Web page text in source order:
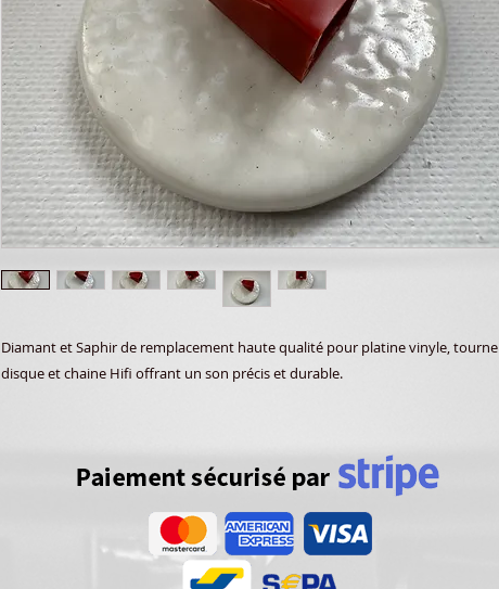
Diamant et Saphir de remplacement haute qualité pour platine vinyle, tourne
disque et chaine Hifi offrant un son précis et durable.